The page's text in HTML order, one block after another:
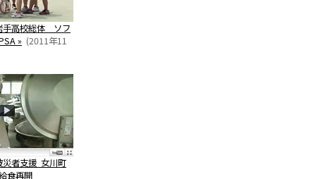
手高校総体 ソフ
» (2011年11
者支援 女川町
食再開